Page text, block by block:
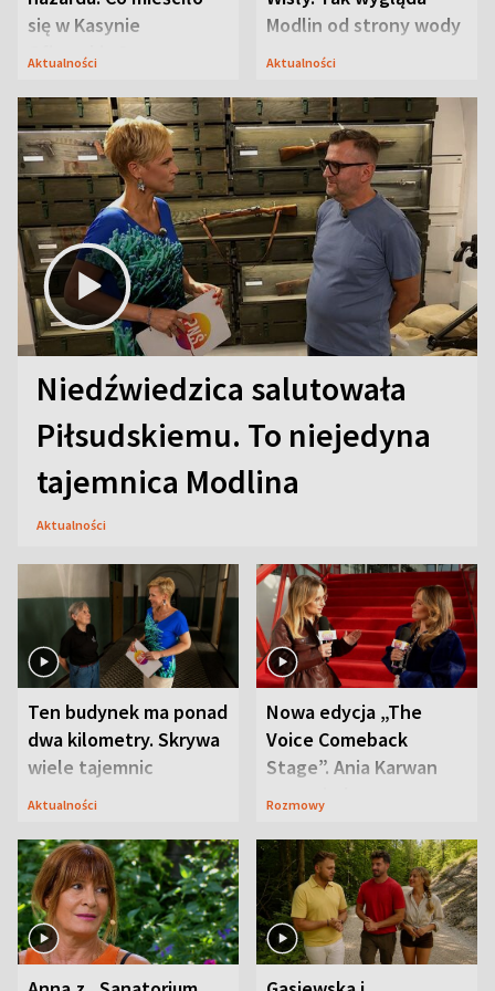
się w Kasynie
Oficerskim?
Aktualności
Modlin od strony wody
Aktualności
Niedźwiedzica salutowała
Piłsudskiemu. To niejedyna
tajemnica Modlina
Aktualności
Ten budynek ma ponad
dwa kilometry. Skrywa
wiele tajemnic
Aktualności
Nowa edycja „The
Voice Comeback
Stage”. Ania Karwan
zapowiada
Rozmowy